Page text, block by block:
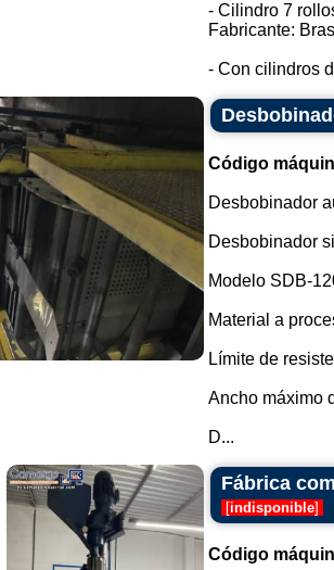
- Cilindro 7
Fabricante:
- Con cilindros
Código
Desbobinador
Desbobinador
Modelo SDB-
Material a
Límite de
Ancho máximo
D...
Fábrica
[indisponible]
Código